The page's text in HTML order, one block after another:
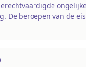
ongelijke
De beroepen van de